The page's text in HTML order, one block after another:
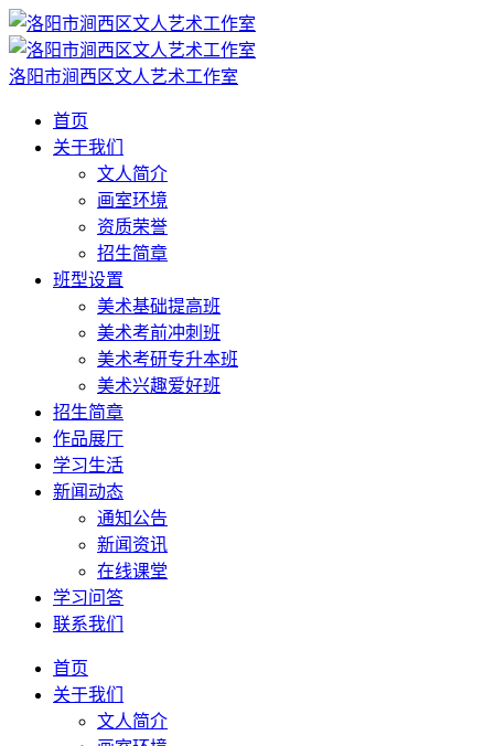
洛阳市涧西区文人艺术工作室
首页
关于我们
文人简介
画室环境
资质荣誉
招生简章
班型设置
美术基础提高班
美术考前冲刺班
美术考研专升本班
美术兴趣爱好班
招生简章
作品展厅
学习生活
新闻动态
通知公告
新闻资讯
在线课堂
学习问答
联系我们
首页
关于我们
文人简介